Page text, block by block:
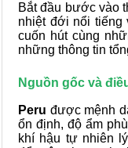
Bắt đầu bước vào
nhiệt đới nổi tiếng
cuốn hút cùng
những thông tin
Nguồn gốc và
Peru được mệnh
ổn định, độ ẩm
khí hậu tự nhiên